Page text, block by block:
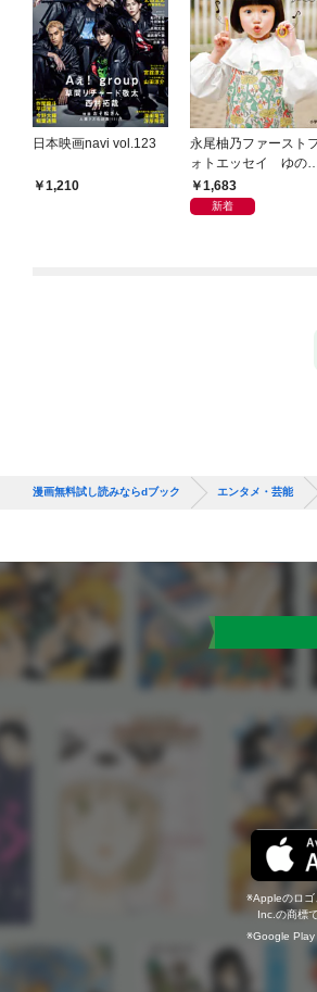
日本映画navi vol.123
1,210
永尾柚乃ファースト
ォトエッセイ ゆのも
のがたり
1,683
新着
漫画無料試し読みならdブック エンタメ・芸能
Appleのロゴ
Inc.の商標
Google Play